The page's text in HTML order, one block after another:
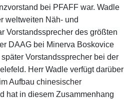
bei PFAFF war. Wadle
weltweiten Näh- und
Vorstandssprecher des größten
DAAG bei Minerva Boskovice
Vorstandssprecher bei der
Herr Wadle verfügt darüber
Aufbau chinesischer
hat in diesem Zusammenhang